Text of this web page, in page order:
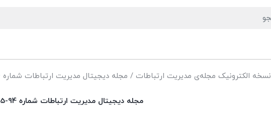
نسخه الکترونیک مجله‌ی مدیریت ارتباطات / مجله دیجیتال مدیریت ارتباطات شماره 94-95
مجله دیجیتال مدیریت ارتباطات شماره 94-95